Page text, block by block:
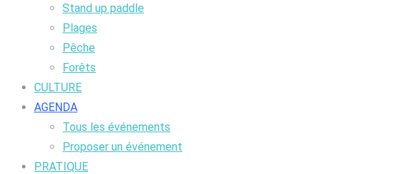
Stand up paddle
Plages
Pêche
Forêts
CULTURE
AGENDA
Tous les événements
Proposer un événement
PRATIQUE